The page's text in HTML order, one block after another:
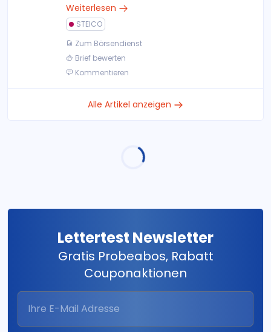
Weiterlesen
STEICO
Zum Börsendienst
Brief bewerten
Kommentieren
Alle Artikel anzeigen
Lettertest Newsletter
Gratis Probeabos, Rabatt
Couponaktionen